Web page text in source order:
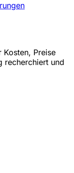
Kosten, Preise
recherchiert und